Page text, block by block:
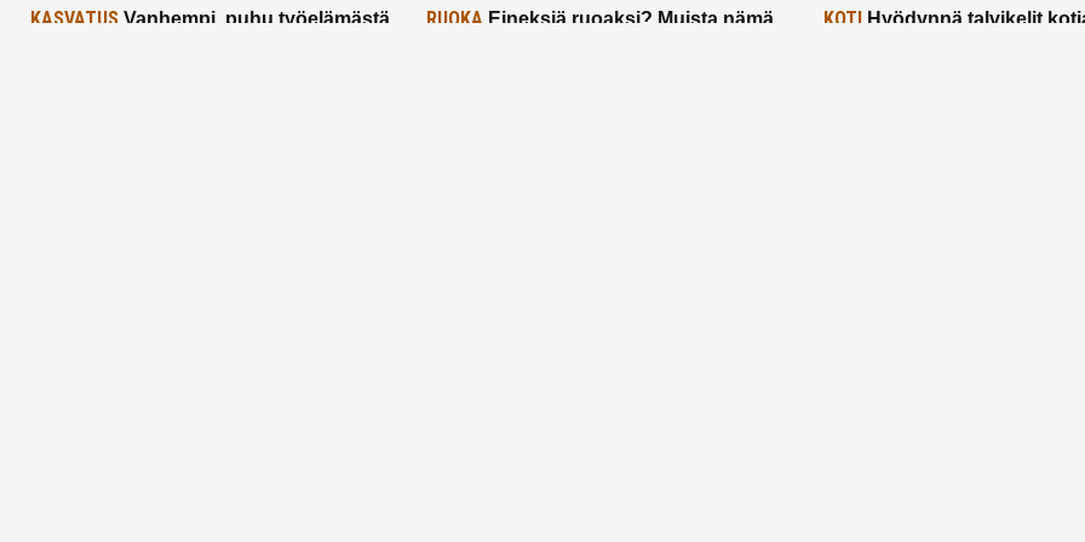
KASVATUS Vanhempi, puhu työelämästä
RUOKA Eineksiä ruoaksi? Muista nämä
KOTIHyödynnä talvikelit